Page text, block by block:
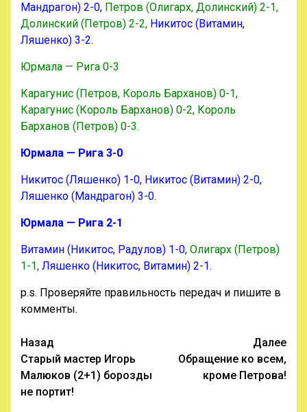
Мандрагон) 2-0, Петров (Олигарх, Долинский) 2-1,
Долинский (Петров) 2-2, Никитос (Витамин,
Ляшенко) 3-2.
Юрмала — Рига 0-3
Карагунис (Петров, Король Барханов) 0-1,
Карагунис (Король Барханов) 0-2, Король
Барханов (Петров) 0-3.
Юрмала — Рига 3-0
Никитос (Ляшенко) 1-0, Никитос (Витамин) 2-0,
Ляшенко (Мандрагон) 3-0.
Юрмала — Рига 2-1
Витамин (Никитос, Радулов) 1-0, Олигарх (Петров)
1-1, Ляшенко (Никитос, Витамин) 2-1.
p.s. Проверяйте правильность передач и пишите в
комменты.
Навигация
записи
Назад
Старый мастер Игорь
Малюков (2+1) борозды
не портит!
Далее
Обращение ко всем,
кроме Петрова!